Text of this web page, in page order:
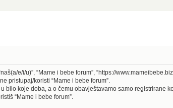
e/i/u)”, “Mame i bebe forum”, “https://
pristupaj/koristi “Mame i bebe forum”.
bilo koje doba, a o čemu obavještavamo samo
“Mame i bebe forum”.